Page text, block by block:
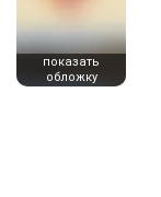
показать
обложку